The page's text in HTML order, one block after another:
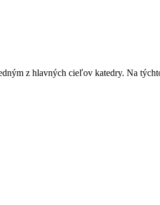
z hlavných cieľov katedry. Na